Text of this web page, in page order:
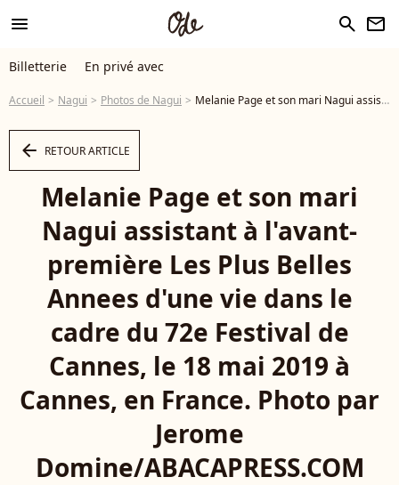
menu search newsletter
Billetterie En privé avec
Accueil Nagui Photos de Nagui Melanie Page et son mari Nagui assistant à l'avant-première Les Plus Belles Annees d'une vie dans le cadre du 72e Festival de Cannes, le 18 mai 2019 à Cannes, en France. Photo par Jerome Domine/ABACAPRESS.COM - Photo
arrow_left RETOUR ARTICLE
Melanie Page et son mari
Nagui assistant à l'avant-
première Les Plus Belles
Annees d'une vie dans le
cadre du 72e Festival de
Cannes, le 18 mai 2019 à
Cannes, en France. Photo par
Jerome
Domine/ABACAPRESS.COM